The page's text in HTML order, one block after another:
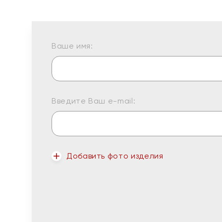
Ваше имя:
Введите Ваш e-mail:
Добавить фото изделия